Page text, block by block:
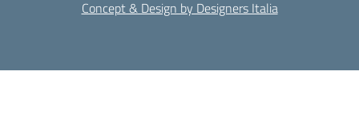
Concept & Design by Designers Italia